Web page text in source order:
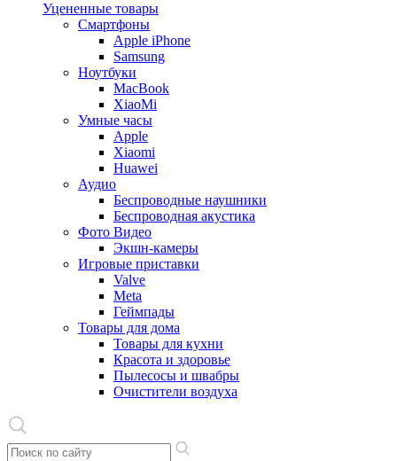
Уцененные товары
Cмартфоны
Apple iPhone
Samsung
Ноутбуки
MacBook
XiaoMi
Умные часы
Apple
Xiaomi
Huawei
Аудио
Беспроводные наушники
Беспроводная акустика
Фото Видео
Экшн-камеры
Игровые приставки
Valve
Meta
Геймпады
Товары для дома
Товары для кухни
Красота и здоровье
Пылесосы и швабры
Очистители воздуха